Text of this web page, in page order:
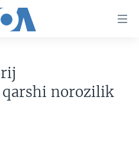
norozilik